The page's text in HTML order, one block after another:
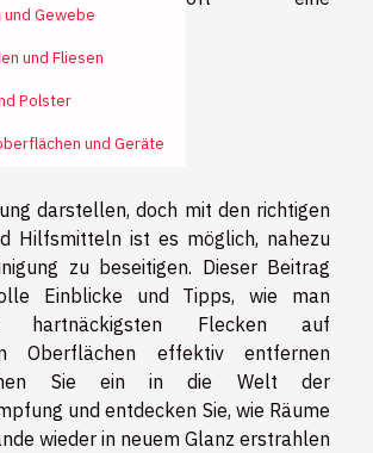
und Gewebe
und Fliesen
Polster
und Geräte
darstellen, doch mit den richtigen
Hilfsmitteln ist es möglich, nahezu
zu beseitigen. Dieser Beitrag
Einblicke und Tipps, wie man
Flecken auf
Oberflächen effektiv entfernen
Sie ein in die Welt der
und entdecken Sie, wie Räume
wieder in neuem Glanz erstrahlen